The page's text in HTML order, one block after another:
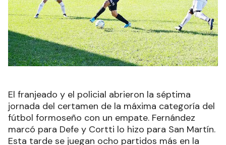
El franjeado y el policial abrieron la séptima
jornada del certamen de la máxima categoría del
fútbol formoseño con un empate. Fernández
marcó para Defe y Cortti lo hizo para San Martín.
Esta tarde se juegan ocho partidos más en la